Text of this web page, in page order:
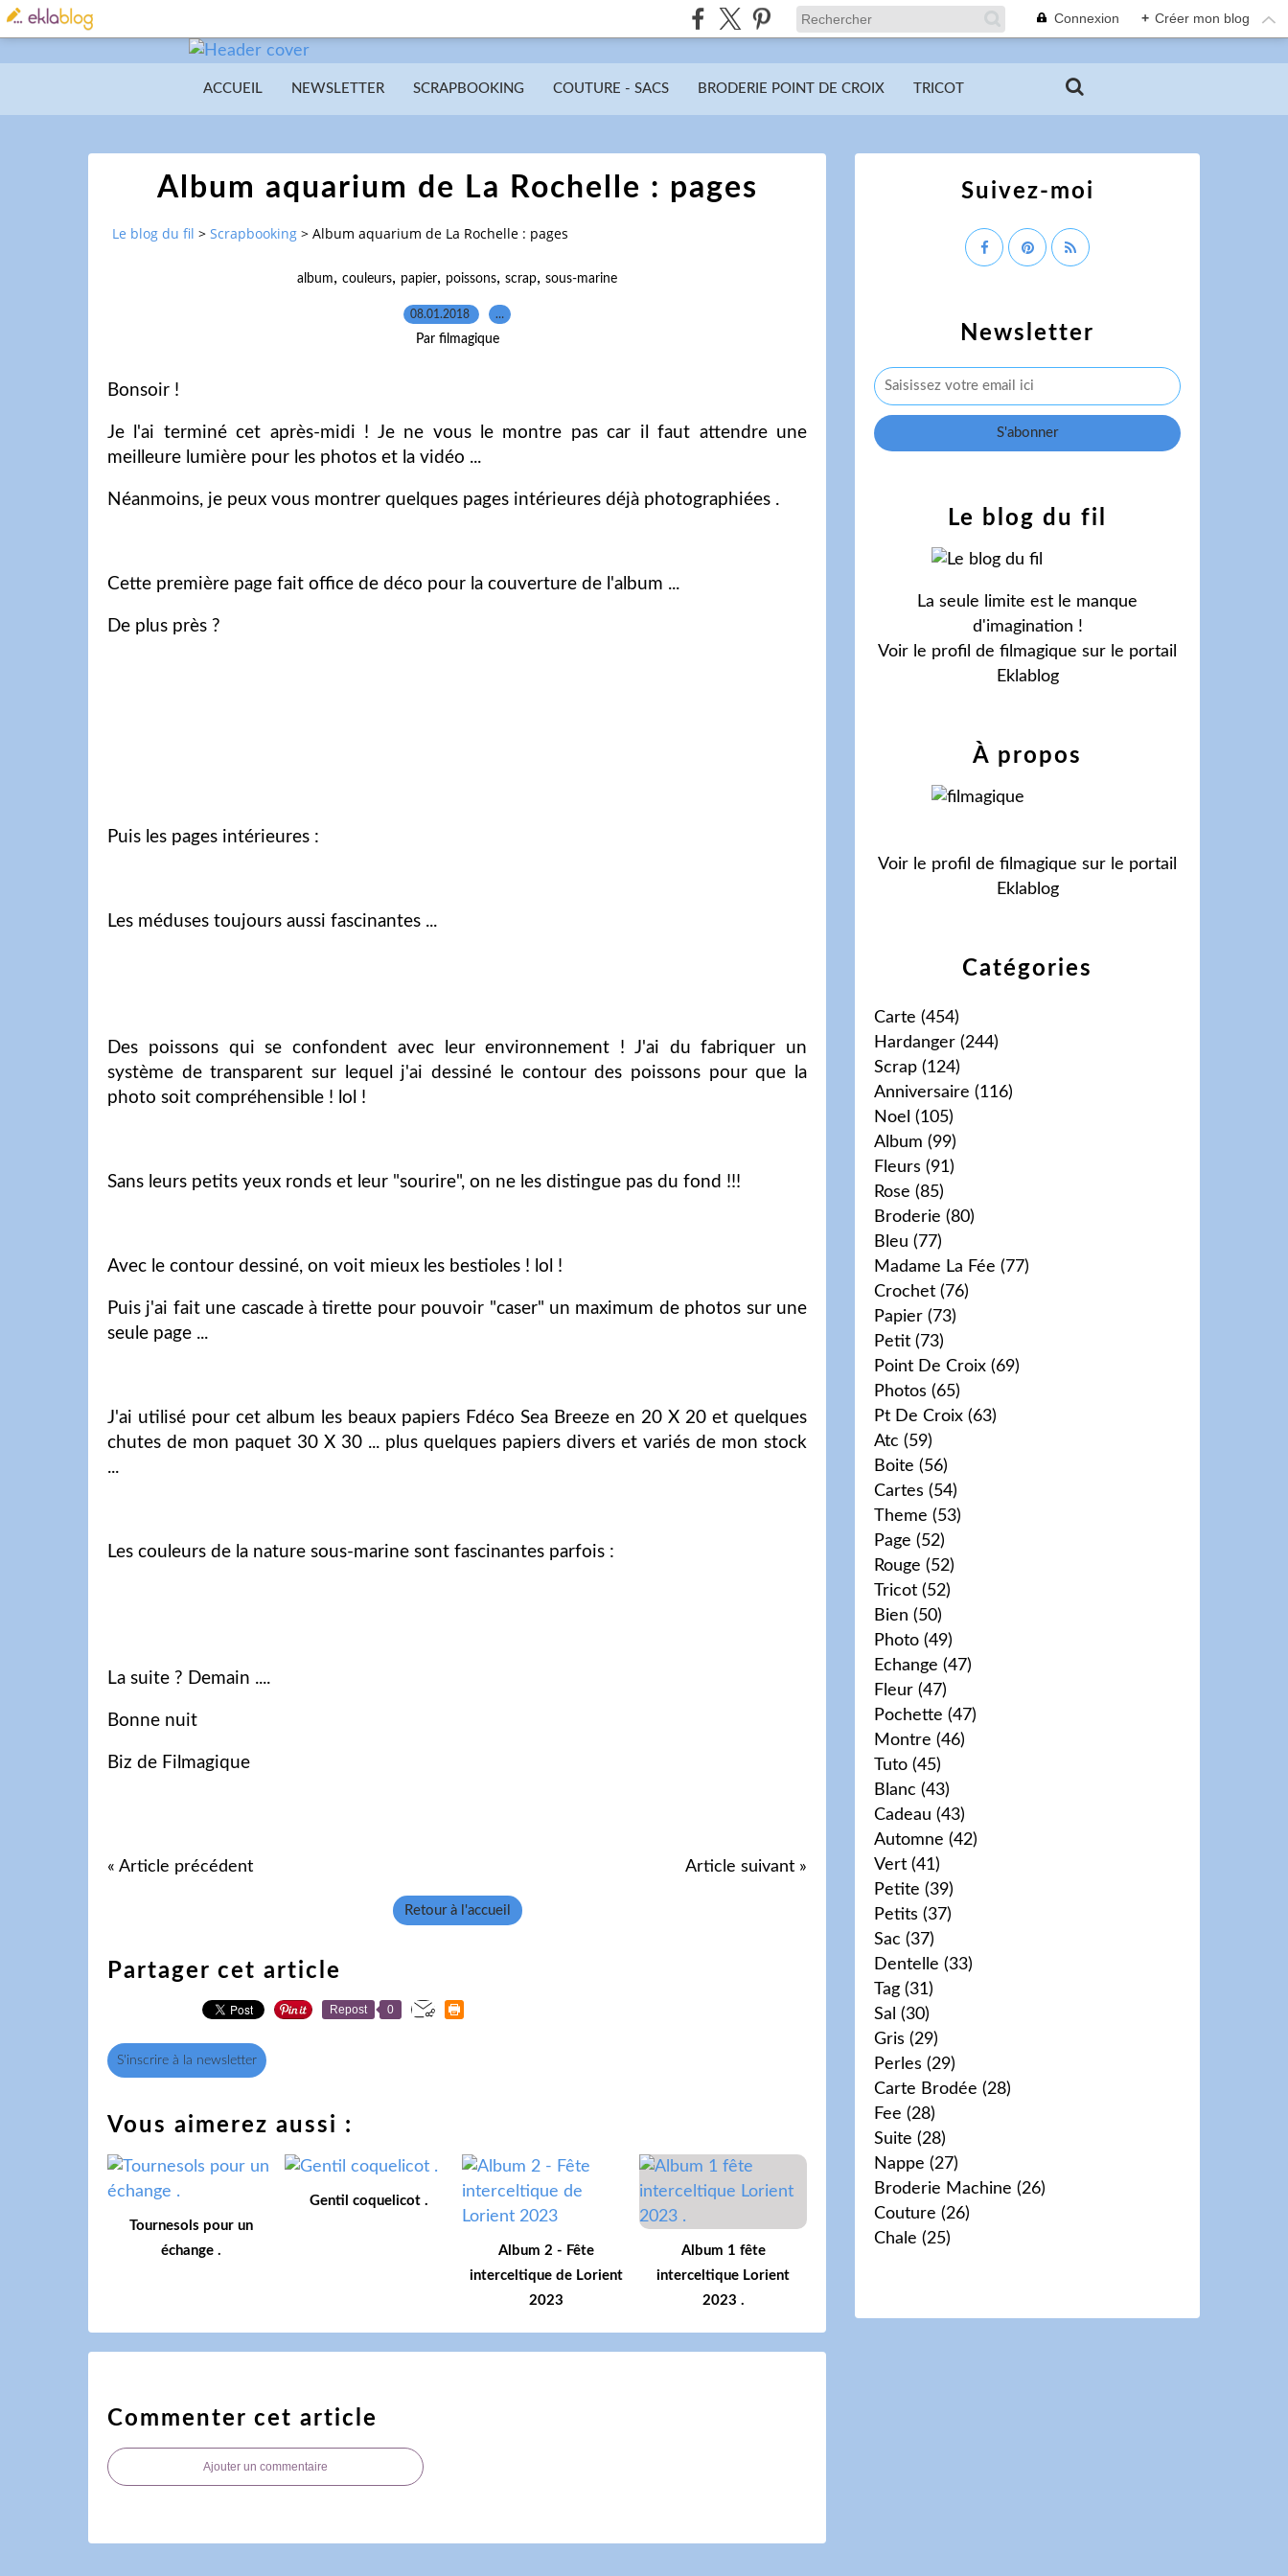
Connexion + Créer mon blog
ACCUEIL NEWSLETTER SCRAPBOOKING COUTURE - SACS BRODERIE POINT DE CROIX TRICOT
Album aquarium de La Rochelle : pages
Le blog du fil > Scrapbooking > Album aquarium de La Rochelle : pages
album, couleurs, papier, poissons, scrap, sous-marine
08.01.2018 …
Par filmagique
Bonsoir !
Je l'ai terminé cet après-midi ! Je ne vous le montre pas car il faut attendre une
meilleure lumière pour les photos et la vidéo ...
Néanmoins, je peux vous montrer quelques pages intérieures déjà photographiées .
Cette première page fait office de déco pour la couverture de l'album ...
De plus près ?
Puis les pages intérieures :
Les méduses toujours aussi fascinantes ...
Des poissons qui se confondent avec leur environnement ! J'ai du fabriquer un
système de transparent sur lequel j'ai dessiné le contour des poissons pour que la
photo soit compréhensible ! lol !
Sans leurs petits yeux ronds et leur "sourire", on ne les distingue pas du fond !!!
Avec le contour dessiné, on voit mieux les bestioles ! lol !
Puis j'ai fait une cascade à tirette pour pouvoir "caser" un maximum de photos sur une
seule page ...
J'ai utilisé pour cet album les beaux papiers Fdéco Sea Breeze en 20 X 20 et quelques
chutes de mon paquet 30 X 30 ... plus quelques papiers divers et variés de mon stock
...
Les couleurs de la nature sous-marine sont fascinantes parfois :
La suite ? Demain ....
Bonne nuit
Biz de Filmagique
« Article précédent Article suivant »
Retour à l'accueil
Partager cet article
Repost 0
S'inscrire à la newsletter
Vous aimerez aussi :
Tournesols pour un
échange .
Gentil coquelicot .
Album 2 - Fête
interceltique de Lorient
2023
Album 1 fête
interceltique Lorient
2023 .
Commenter cet article
Ajouter un commentaire
Newsletter
Catégories
Carte (454)
Hardanger (244)
Scrap (124)
Anniversaire (116)
Noel (105)
Album (99)
Fleurs (91)
Rose (85)
Broderie (80)
Bleu (77)
Madame La Fée (77)
Crochet (76)
Papier (73)
Petit (73)
Point De Croix (69)
Photos (65)
Pt De Croix (63)
Atc (59)
Boite (56)
Cartes (54)
Theme (53)
Page (52)
Rouge (52)
Tricot (52)
Bien (50)
Photo (49)
Echange (47)
Fleur (47)
Pochette (47)
Montre (46)
Tuto (45)
Blanc (43)
Cadeau (43)
Automne (42)
Vert (41)
Petite (39)
Petits (37)
Sac (37)
Dentelle (33)
Tag (31)
Sal (30)
Gris (29)
Perles (29)
Carte Brodée (28)
Fee (28)
Suite (28)
Nappe (27)
Broderie Machine (26)
Couture (26)
Chale (25)
Le blog du fil
La seule limite est le manque
d'imagination !
Voir le profil de filmagique sur le portail
Eklablog
Suivez-moi
À propos
Voir le profil de filmagique sur le portail
Eklablog